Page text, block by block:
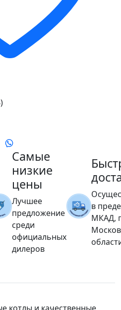
Самые
низкие
цены
Лучшее
предложение
среди
официальных
дилеров
в
МКАД,